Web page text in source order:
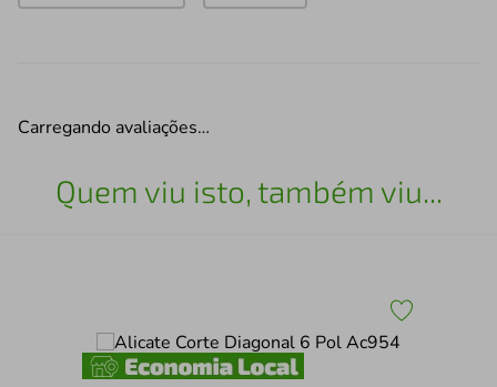
Carregando avaliações…
Quem viu isto, também viu...